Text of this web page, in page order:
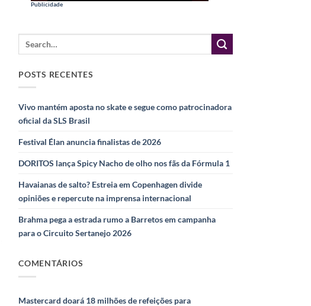
Publicidade
POSTS RECENTES
Vivo mantém aposta no skate e segue como patrocinadora
oficial da SLS Brasil
Festival Élan anuncia finalistas de 2026
DORITOS lança Spicy Nacho de olho nos fãs da Fórmula 1
Havaianas de salto? Estreia em Copenhagen divide
opiniões e repercute na imprensa internacional
Brahma pega a estrada rumo a Barretos em campanha
para o Circuito Sertanejo 2026
COMENTÁRIOS
Mastercard doará 18 milhões de refeições para